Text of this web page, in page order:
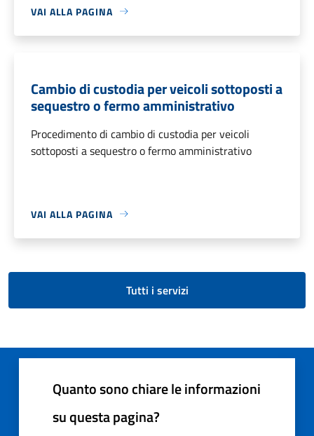
VAI ALLA PAGINA
Cambio di custodia per veicoli sottoposti a
sequestro o fermo amministrativo
Procedimento di cambio di custodia per veicoli
sottoposti a sequestro o fermo amministrativo
VAI ALLA PAGINA
Tutti i servizi
Quanto sono chiare le informazioni
su questa pagina?